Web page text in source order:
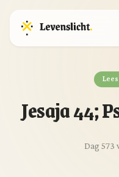
Jesaja 44;
Dag 573